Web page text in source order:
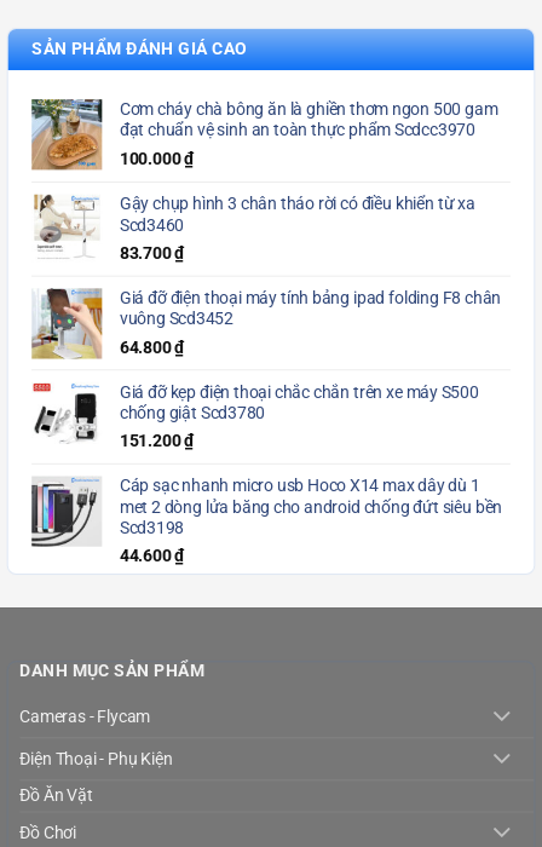
SẢN PHẨM ĐÁNH GIÁ CAO
Cơm cháy chà bông ăn là ghiền thơm ngon 500 gam
đạt chuẩn vệ sinh an toàn thực phẩm Scdcc3970
100.000₫
Gậy chụp hình 3 chân tháo rời có điều khiển từ xa
Scd3460
83.700₫
Giá đỡ điện thoại máy tính bảng ipad folding F8 chân
vuông Scd3452
64.800₫
Giá đỡ kẹp điện thoại chắc chắn trên xe máy S500
chống giật Scd3780
151.200₫
Cáp sạc nhanh micro usb Hoco X14 max dây dù 1
met 2 dòng lửa băng cho android chống đứt siêu bền
Scd3198
44.600₫
DANH MỤC SẢN PHẨM
Cameras - Flycam
Điện Thoại - Phụ Kiện
Đồ Ăn Vặt
Đồ Chơi